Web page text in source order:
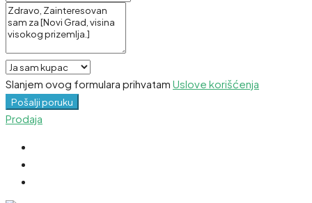
Slanjem ovog formulara prihvatam Uslove korišćenja
Pošalji poruku
Prodaja